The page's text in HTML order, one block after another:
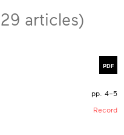
articles)
PDF
pp. 4–5
Record